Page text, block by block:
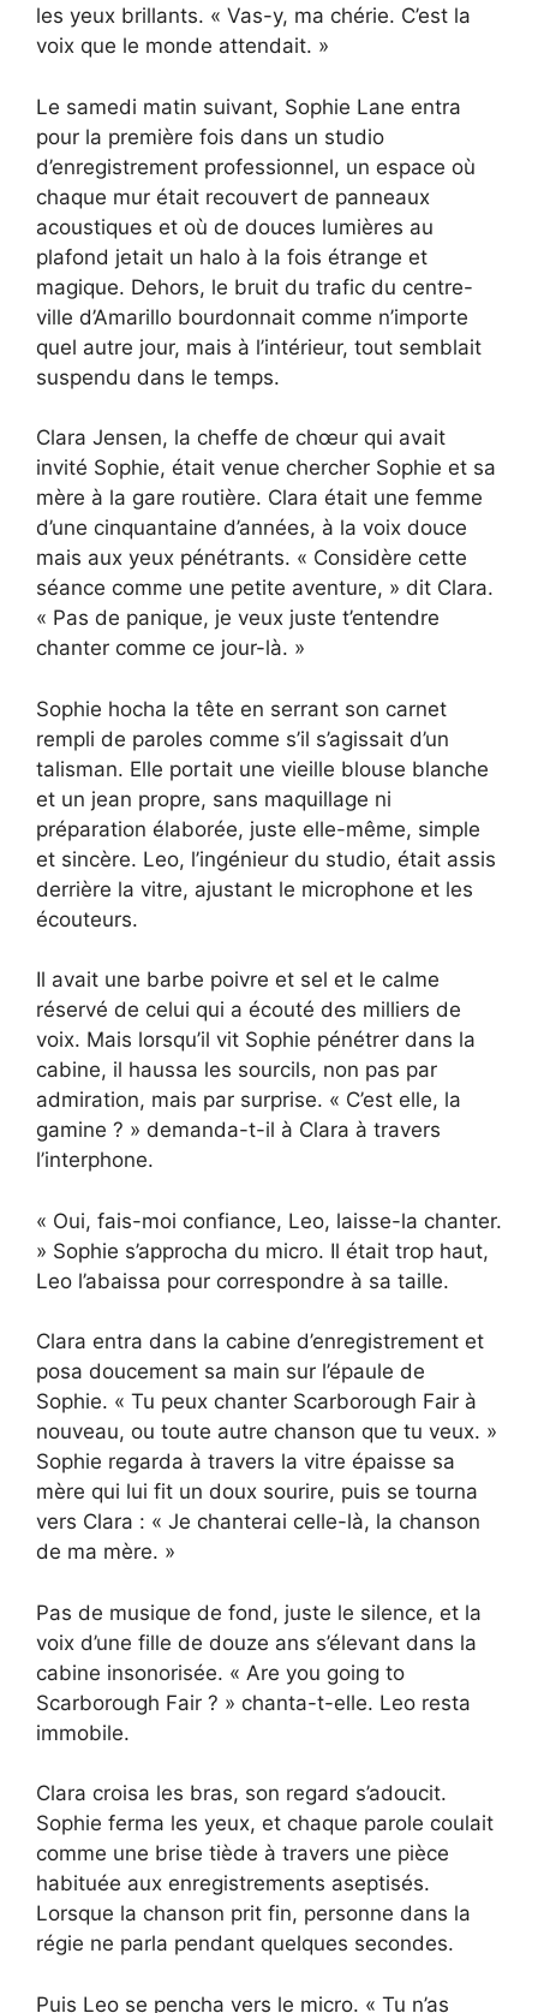
les yeux brillants. « Vas-y, ma chérie. C’est la
voix que le monde attendait. »
Le samedi matin suivant, Sophie Lane entra
pour la première fois dans un studio
d’enregistrement professionnel, un espace où
chaque mur était recouvert de panneaux
acoustiques et où de douces lumières au
plafond jetait un halo à la fois étrange et
magique. Dehors, le bruit du trafic du centre-
ville d’Amarillo bourdonnait comme n’importe
quel autre jour, mais à l’intérieur, tout semblait
suspendu dans le temps.
Clara Jensen, la cheffe de chœur qui avait
invité Sophie, était venue chercher Sophie et sa
mère à la gare routière. Clara était une femme
d’une cinquantaine d’années, à la voix douce
mais aux yeux pénétrants. « Considère cette
séance comme une petite aventure, » dit Clara.
« Pas de panique, je veux juste t’entendre
chanter comme ce jour-là. »
Sophie hocha la tête en serrant son carnet
rempli de paroles comme s’il s’agissait d’un
talisman. Elle portait une vieille blouse blanche
et un jean propre, sans maquillage ni
préparation élaborée, juste elle-même, simple
et sincère. Leo, l’ingénieur du studio, était assis
derrière la vitre, ajustant le microphone et les
écouteurs.
Il avait une barbe poivre et sel et le calme
réservé de celui qui a écouté des milliers de
voix. Mais lorsqu’il vit Sophie pénétrer dans la
cabine, il haussa les sourcils, non pas par
admiration, mais par surprise. « C’est elle, la
gamine ? » demanda-t-il à Clara à travers
l’interphone.
« Oui, fais-moi confiance, Leo, laisse-la chanter.
» Sophie s’approcha du micro. Il était trop haut,
Leo l’abaissa pour correspondre à sa taille.
Clara entra dans la cabine d’enregistrement et
posa doucement sa main sur l’épaule de
Sophie. « Tu peux chanter Scarborough Fair à
nouveau, ou toute autre chanson que tu veux. »
Sophie regarda à travers la vitre épaisse sa
mère qui lui fit un doux sourire, puis se tourna
vers Clara : « Je chanterai celle-là, la chanson
de ma mère. »
Pas de musique de fond, juste le silence, et la
voix d’une fille de douze ans s’élevant dans la
cabine insonorisée. « Are you going to
Scarborough Fair ? » chanta-t-elle. Leo resta
immobile.
Clara croisa les bras, son regard s’adoucit.
Sophie ferma les yeux, et chaque parole coulait
comme une brise tiède à travers une pièce
habituée aux enregistrements aseptisés.
Lorsque la chanson prit fin, personne dans la
régie ne parla pendant quelques secondes.
Puis Leo se pencha vers le micro. « Tu n’as